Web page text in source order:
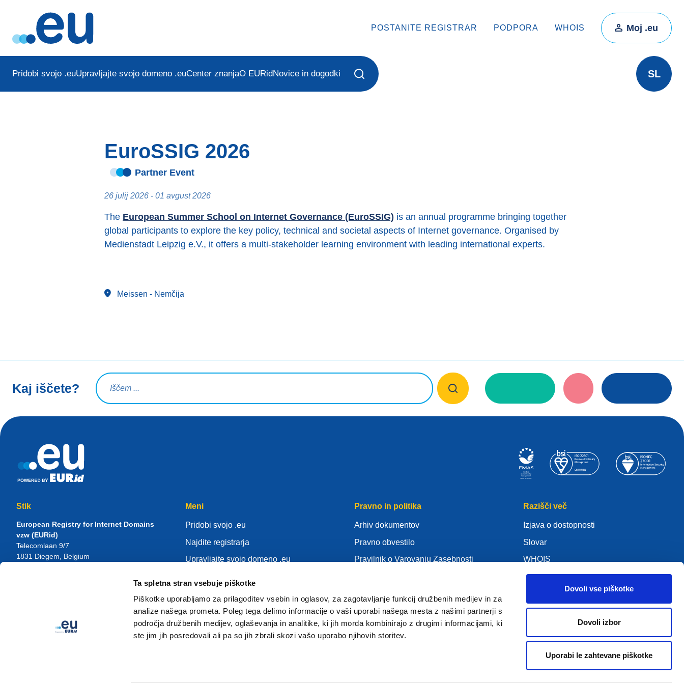
Ta spletna stran vsebuje piškotke
Piškotke uporabljamo za prilagoditev vsebin in oglasov, za zagotavljanje funkcij družbenih medijev in za
analize našega prometa. Poleg tega delimo informacije o vaši uporabi našega mesta z našimi partnerji s
področja družbenih medijev, oglaševanja in analitike, ki jih morda kombinirajo z drugimi informacijami, ki
ste jim jih posredovali ali pa so jih zbrali skozi vašo uporabo njihovih storitev.
Dovoli vse piškotke
Dovoli izbor
Uporabi le zahtevane piškotke
POSTANITE REGISTRAR PODPORA WHOIS Moj .eu
Pridobi svojo .euUpravljajte svojo domeno .euCenter znanjaO EURidNovice in dogodki SL
EuroSSIG 2026
Partner Event
26 julij 2026 - 01 avgust 2026
The European Summer School on Internet Governance (EuroSSIG) is an annual programme bringing together
global participants to explore the key policy, technical and societal aspects of Internet governance. Organised by
Medienstadt Leipzig e.V., it offers a multi-stakeholder learning environment with leading international experts.
Meissen - Nemčija
Kaj iščete?
Iskalna poizvedba
Stik
European Registry for Internet Domains
vzw (EURid)
Telecomlaan 9/7
1831 Diegem , Belgium
Meni
Pridobi svojo .eu
Najdite registrarja
Upravljajte svojo domeno .eu
Postanite registrar
Pravno in politika
Arhiv dokumentov
Pravno obvestilo
Pravilnik o Varovanju Zasebnosti
Articles of Association
EURid Responsible Disclosure Policy
Razišči več
Izjava o dostopnosti
Slovar
WHOIS
Moj .eu